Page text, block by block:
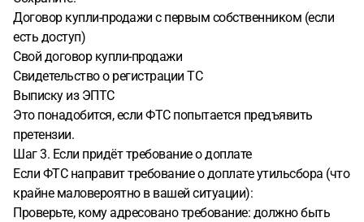
Договор купли-продажи с первым собственником (если
есть доступ)
Свой договор купли-продажи
Свидетельство о регистрации ТС
Выписку из ЭПТС
Это понадобится, если ФТС попытается предъявить
претензии.
Шаг 3. Если придёт требование о доплате
Если ФТС направит требование о доплате утильсбора (что
крайне маловероятно в вашей ситуации):
Проверьте, кому адресовано требование: должно быть